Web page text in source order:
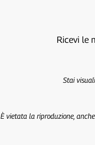
Ricevi le
Stai
È vietata la riproduzione,